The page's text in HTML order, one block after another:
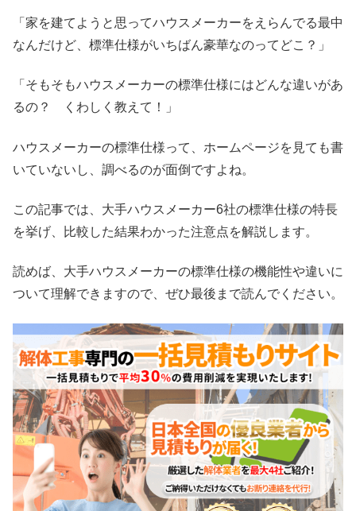
「家を建てようと思ってハウスメーカーをえらんでる最中
なんだけど、標準仕様がいちばん豪華なのってどこ？」
「そもそもハウスメーカーの標準仕様にはどんな違いがあ
るの？ くわしく教えて！」
ハウスメーカーの標準仕様って、ホームページを見ても書
いていないし、調べるのが面倒ですよね。
この記事では、大手ハウスメーカー6社の標準仕様の特長
を挙げ、比較した結果わかった注意点を解説します。
読めば、大手ハウスメーカーの標準仕様の機能性や違いに
ついて理解できますので、ぜひ最後まで読んでください。